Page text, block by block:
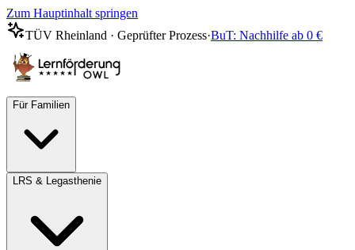
Zum Hauptinhalt springen
TÜV Rheinland · Geprüfter Prozess·BuT: Nachhilfe ab 0 €
Für Familien
LRS & Legasthenie